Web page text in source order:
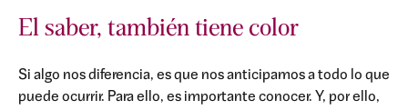
El saber, también tiene color
Si algo nos diferencia, es que nos anticipamos a todo lo que
puede ocurrir. Para ello, es importante conocer. Y, por ello,